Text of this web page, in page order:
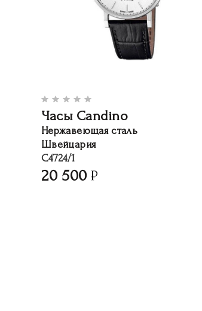
Часы Candino
Нержавеющая сталь
Швейцария
C4724/1
20 500